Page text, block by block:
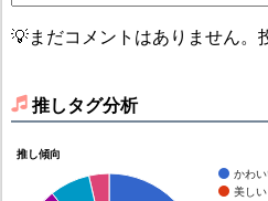
💡まだコメントはありません。
推しタグ分析
推し傾向
かわ
美しい